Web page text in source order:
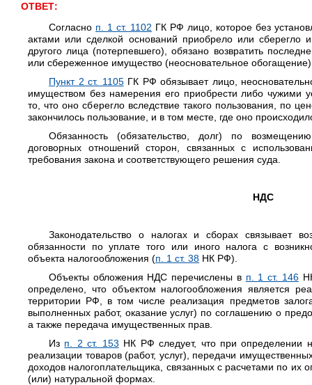
ОТВЕТ:
Согласно п. 1 ст. 1102 ГК РФ лицо, которое без
актами или сделкой оснований приобрело или сберегло
другого лица (потерпевшего), обязано возвратить
или сбереженное имущество (неосновательное
Пункт 2 ст. 1105ГК РФ обязывает лицо,
имуществом без намерения его приобрести либо чужими
то, что оно сберегло вследствие такого пользования, по
закончилось пользование, и в том месте, где оно
Обязанность (обязательство, долг) по
договорных отношений сторон, связанных с
требования закона и соответствующего решения суда.
НДС
Законодательство о налогах и сборах связывает
обязанности по уплате того или иного налога с
объекта налогообложения (п. 1 ст. 38 НК РФ).
Объекты обложения НДС перечислены в п. 1 ст. 146
определено, что объектом налогообложения является
территории РФ, в том числе реализация предметов
выполненных работ, оказание услуг) по соглашению о
а также передача имущественных прав.
Из п. 2 ст. 153 НК РФ следует, что при определении
реализации товаров (работ, услуг), передачи
доходов налогоплательщика, связанных с расчетами по их
(или) натуральной формах.